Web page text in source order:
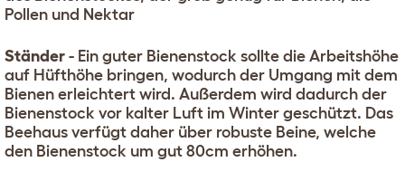
Pollen und Nektar
Ständer - Ein guter Bienenstock sollte die Arbeitshöhe
auf Hüfthöhe bringen, wodurch der Umgang mit dem
Bienen erleichtert wird. Außerdem wird dadurch der
Bienenstock vor kalter Luft im Winter geschützt. Das
Beehaus verfügt daher über robuste Beine, welche
den Bienenstock um gut 80cm erhöhen.